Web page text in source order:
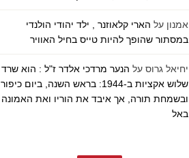
אמנון על הארי קלאוזנר , ילד יהודי הולנדי
במסתור שהופך להיות טייס בחיל האוויר
יחיאל גרוס על הנער מרדכי אלדר ז"ל : הוא שרד
שלוש אקציות ב-1944: בראש השנה, ביום כיפור
ובשמחת תורה, אך איבד את הוריו ואת האמונה
באל